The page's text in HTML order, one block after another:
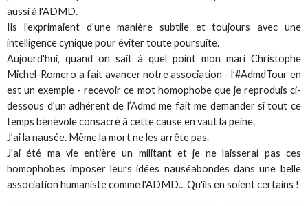
aussi à l'ADMD.
Ils l'exprimaient d'une manière subtile et toujours avec une
intelligence cynique pour éviter toute poursuite.
Aujourd'hui, quand on sait à quel point mon mari Christophe
Michel-Romero a fait avancer notre association - l’#AdmdTour en
est un exemple - recevoir ce mot homophobe que je reproduis ci-
dessous d’un adhérent de l’Admd me fait me demander si tout ce
temps bénévole consacré à cette cause en vaut la peine.
J’ai la nausée. Même la mort ne les arrête pas.
J'ai été ma vie entière un militant et je ne laisserai pas ces
homophobes imposer leurs idées nauséabondes dans une belle
association humaniste comme l'ADMD... Qu'ils en soient certains !